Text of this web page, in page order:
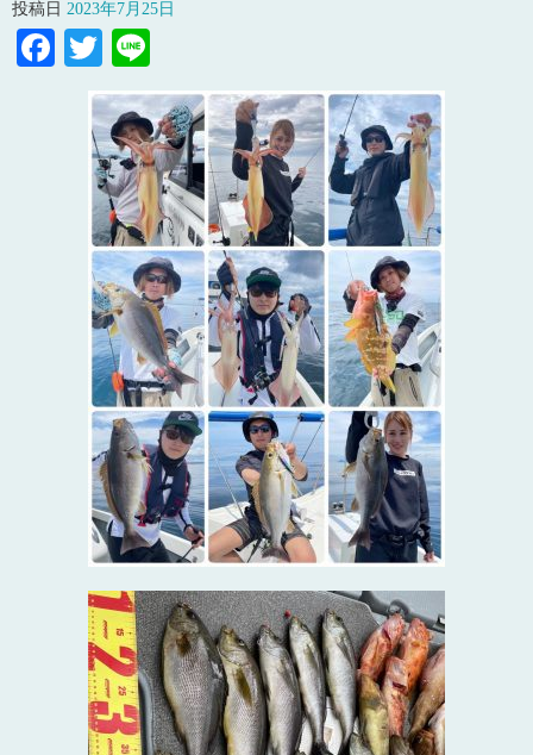
投稿日 2023年7月25日
Facebook
Twitter